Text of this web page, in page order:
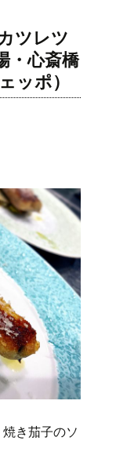
ツレツ
・心斎橋
ッポ）
焼き茄子のソ